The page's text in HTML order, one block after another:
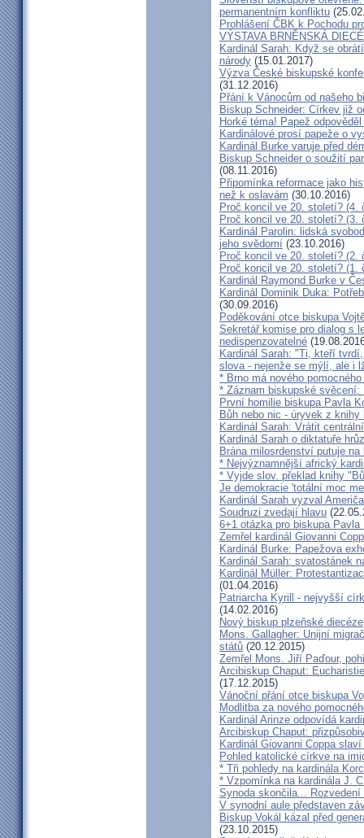
permanentním konfliktu
Prohlášení ČBK k Pochodu
VÝSTAVA BRNĚNSKÁ
Kardinál Sarah: Když se
národy (15.01.2017)
Výzva České biskupské
(31.12.2016)
Přání k Vánocům od našeho
Biskup Schneider: Církev již
Horké téma! Papež
Kardinálové prosí papeže o
Kardinál Burke varuje před
Biskup Schneider o soužití
(08.11.2016)
Připomínka reformace jako
než k oslavám (30.10.2016)
Proč koncil ve 20. století? (4.
Proč koncil ve 20. století? (3.
Kardinál Parolin: lidská
jeho svědomí (23.10.2016)
Proč koncil ve 20. století? (2.
Proč koncil ve 20. století? (1.
Kardinál Raymond Burke v
Kardinál Dominik Duka:
(30.09.2016)
Poděkování otce biskupa
Sekretář komise pro dialog s
nedispenzovatelné
Kardinál Sarah: "Ti, kteří
slova - nejenže se mýlí, ale i
* Brno má nového
* Záznam biskupské svěcení:
První homilie biskupa Pavla
Bůh nebo nic - úryvek z knihy
Kardinál Sarah: Vrátit
Kardinál Sarah o diktatuře
Brána milosrdenství putuje
* Nejvýznamnější africký
* Vyjde slov. překlad knihy
Je demokracie 'totální moc
Kardinál Sarah vyzval
Soudruzi zvedají hlavu
6+1 otázka pro biskupa Pavla
Zemřel kardinál Giovanni
Kardinál Burke: Papežova
Kardinál Sarah: svatostánek
Kardinál Müller:
(01.04.2016)
Patriarcha Kyrill - nejvyšší
(14.02.2016)
Nový biskup plzeňské diecéze
Mons. Gallagher: Unijní
států (20.12.2015)
Zemřel Mons. Jiří Paďour,
Arcibiskup Chaput:
(17.12.2015)
Vánoční přání otce biskupa
Modlitba za nového
Kardinál Arinze odpovídá
Arcibiskup Chaput:
Kardinál Giovanni Coppa
Pohled katolické církve na
* Tři pohledy na kardinála
* Vzpomínka na kardinála J.
Synoda skončila...
V synodní aule představen
Biskup Vokál kázal před
(23.10.2015)